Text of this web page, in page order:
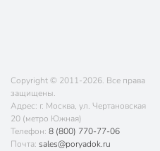
Copyright © 2011-2026. Все права
защищены.
Адрес: г. Москва, ул. Чертановская
20 (метро Южная)
Телефон: 8 (800) 770-77-06
Почта: sales@poryadok.ru